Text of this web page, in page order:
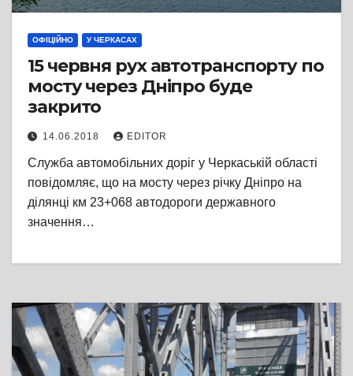
ОФІЦІЙНО У ЧЕРКАСАХ
15 червня рух автотранспорту по
мосту через Дніпро буде
закрито
14.06.2018 EDITOR
Служба автомобільних доріг у Черкаській області
повідомляє, що на мосту через річку Дніпро на
ділянці км 23+068 автодороги державного
значення…